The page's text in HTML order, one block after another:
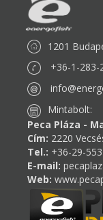
1201
+36-1-283-
Mintabolt:
Peca Pláza -
Cím: 2220
Tel.: +36-29-
E-mail:
Web: